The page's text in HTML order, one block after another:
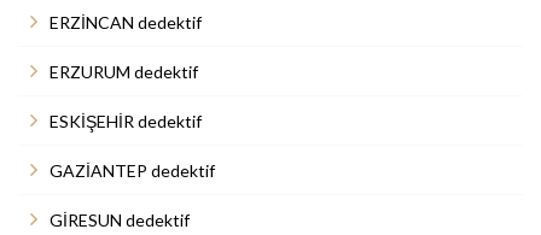
ERZİNCAN dedektif
ERZURUM dedektif
ESKİŞEHİR dedektif
GAZİANTEP dedektif
GİRESUN dedektif